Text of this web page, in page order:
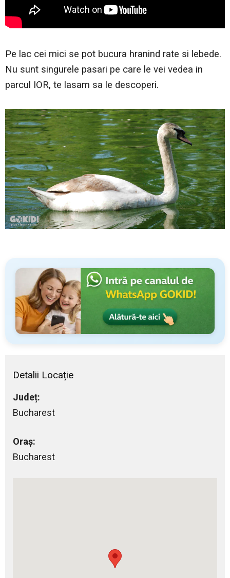
Pe lac cei mici se pot bucura hranind rate si lebede.
Nu sunt singurele pasari pe care le vei vedea in
parcul IOR, te lasam sa le descoperi.
Detalii Locație
Județ:
Bucharest
Oraș:
Bucharest